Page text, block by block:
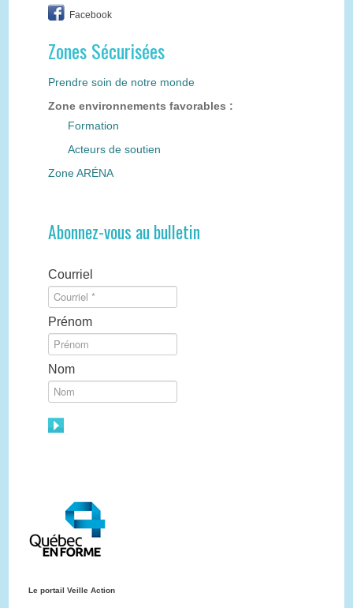
Facebook
Zones Sécurisées
Prendre soin de notre monde
Zone environnements favorables :
Formation
Acteurs de soutien
Zone ARÉNA
Abonnez-vous au bulletin
Courriel
Prénom
Nom
Le portail Veille Action